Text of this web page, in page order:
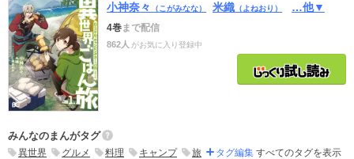
小神奈々 （こがみなな） 米織 （よねおり） …他▼
4巻まで配信
862人 がお気に入り登録中
みんなのまんがタグ
異世界 グルメ 料理 キャンプ 旅 タグ編集 すべてのタグを表示